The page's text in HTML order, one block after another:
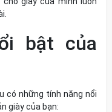
bật của
có những tính năng nổi
giày của bạn: